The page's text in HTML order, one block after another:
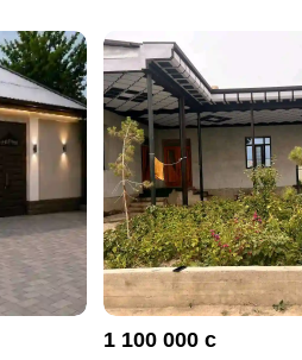
1 100 000 с